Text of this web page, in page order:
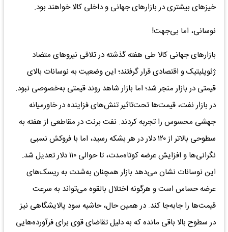
خیزهای بیشتری در بازارهای جهانی و داخلی کالا خواهند بود.
نوسانی، اما بی‌جهت!
بازارهای جهانی کالا طی هفته گذشته در تلاقی نیروهای متضاد
ژئوپلیتیک و اقتصادی قرار گرفتند؛ این وضعیت به نوسانات بالای
قیمتی در بازار منجر شد؛ اما بازار شاهد روند قیمتی به‌خصوصی نبود.
در بازار نفت، قیمت‌ها تحت‌تاثیر تنش‌های فزاینده در خاورمیانه
جهشی محسوس را تجربه کردند. نفت برنت در مقاطعی از هفته به
سطوحی بالاتر از ۱۲۰ دلار در هر بشکه رسید، اما با فروکش نسبی
نگرانی‌ها و افزایش عرضه کوتاه‌مدت، تا حوالی ۱۱۰ دلار تعدیل شد.
این نوسانات نشان می‌دهد بازار همچنان به‌شدت به ریسک‌های
عرضه حساس است و هرگونه اختلال بالقوه می‌تواند به سرعت
قیمت‌ها را جابه‌جا کند. در همین حال، حاشیه سود پالایشگاهی نیز
در سطوح بالا باقی مانده که به دلیل تقاضای قوی برای فرآورده‌هایی